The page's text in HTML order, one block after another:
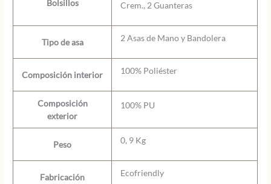
Bolsillos Crem., 2 Guanteras
Tipo de asa 2 Asas de Mano y Bandolera
Composición interior 100% Poliéster
Composición
exterior
100% PU
Peso 0, 9 Kg
Fabricación Ecofriendly